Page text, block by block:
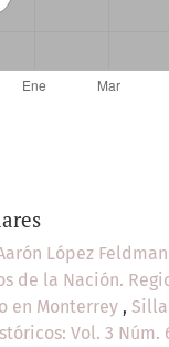
López
de la Nación.
en Monterrey ,
Vol. 3 Núm.